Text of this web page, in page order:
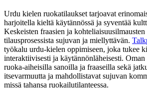
Urdu kielen ruokatilaukset tarjoavat
harjoitella kieltä käytännössä ja syventää
Keskeisten fraasien ja
tilausprosessista sujuvan ja miellyttävän.
työkalu urdu-kielen oppimiseen, joka tukee
interaktiivisesti ja käytännönläheisesti. Oman
ruoka-aiheisilla sanoilla ja fraaseilla sekä
itsevarmuutta ja mahdollistavat sujuvan
missä tahansa ruokailutilanteessa.